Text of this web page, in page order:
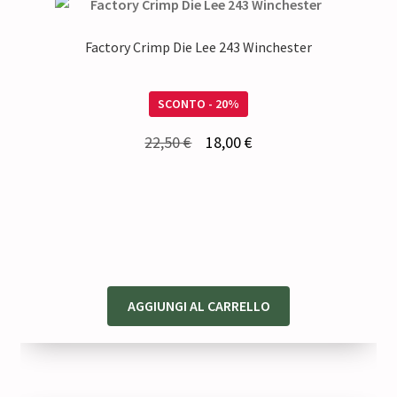
Factory Crimp Die Lee 243 Winchester
SCONTO - 20%
22,50€ 18,00€Il
AGGIUNGI AL CARRELLO